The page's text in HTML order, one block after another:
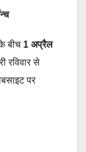
बीच 1 अप्रैल
रविवार से
पर